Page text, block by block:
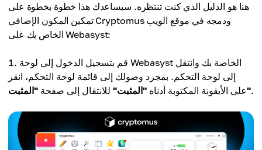
هنا هو الدليل الذي كنت تنتظره. سيساعدك هذا خطوة بخطوة على
تمكين المكون الإضافي Cryptomus ودمجه في موقع الويب
الخاص بك على Webasyst:
قم بتسجيل الدخول إلى لوحة Webasyst الخاصة بك وانتقل
إلى لوحة التحكم. بمجرد وصولك إلى قائمة لوحة التحكم، انقر
على الأيقونة المكتوبة أدناه "المثبت" للانتقال إلى صفحة "المثبت".